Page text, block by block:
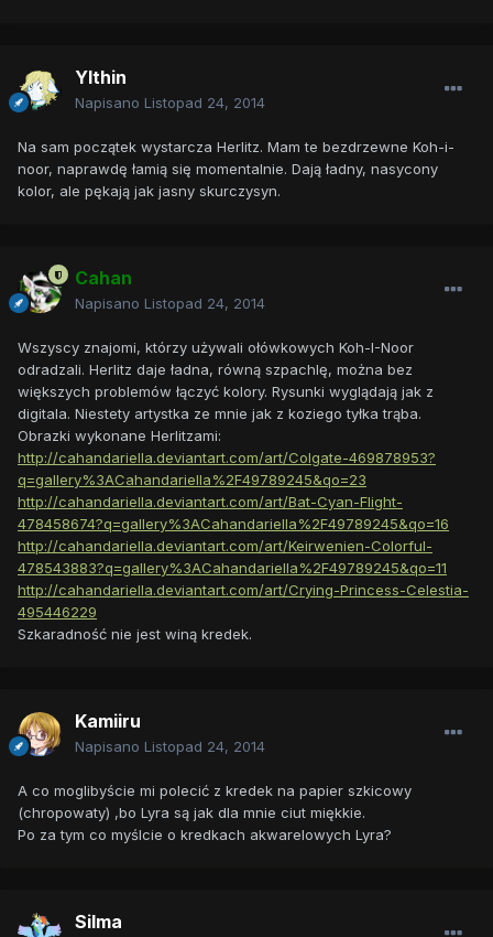
Ylthin
Napisano Listopad 24, 2014
Na sam początek wystarcza Herlitz. Mam te bezdrzewne Koh-i-
noor, naprawdę łamią się momentalnie. Dają ładny, nasycony
kolor, ale pękają jak jasny skurczysyn.
Cahan
Napisano Listopad 24, 2014
Wszyscy znajomi, którzy używali ołówkowych Koh-I-Noor
odradzali. Herlitz daje ładna, równą szpachlę, można bez
większych problemów łączyć kolory. Rysunki wyglądają jak z
digitala. Niestety artystka ze mnie jak z koziego tyłka trąba.
Obrazki wykonane Herlitzami:
http://cahandariella.deviantart.com/art/Colgate-469878953?
q=gallery%3ACahandariella%2F49789245&qo=23
http://cahandariella.deviantart.com/art/Bat-Cyan-Flight-
478458674?q=gallery%3ACahandariella%2F49789245&qo=16
http://cahandariella.deviantart.com/art/Keirwenien-Colorful-
478543883?q=gallery%3ACahandariella%2F49789245&qo=11
http://cahandariella.deviantart.com/art/Crying-Princess-Celestia-
495446229
Szkaradność nie jest winą kredek.
Kamiiru
Napisano Listopad 24, 2014
A co moglibyście mi polecić z kredek na papier szkicowy
(chropowaty) ,bo Lyra są jak dla mnie ciut miękkie.
Po za tym co myślcie o kredkach akwarelowych Lyra?
Silma